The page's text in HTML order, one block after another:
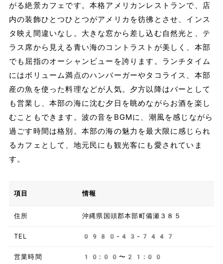
がる絶景カフェです。本格アメリカンレストランで、店
内の装飾ひとつひとつがアメリカを彷彿とさせ、インス
タ映え間違いなし。大きな窓から差し込む自然光と、テ
ラス席から見える青い海のコントラストが美しく、本部
でも屈指のオーシャンビューを誇ります。ランチタイム
にはボリューム満点のハンバーガーやタコライス、本部
産の魚を使った料理などが人気。夕方以降はバーとして
も営業し、本部の海に沈む夕日を眺めながらお酒を楽し
むこともできます。波の音をBGMに、潮風を感じながら
過ごす時間は格別。本部の海の魅力を最大限に感じられ
るカフェとして、地元民にも観光客にも愛されていま
す。
項目 情報
住所 沖縄県国頭郡本部町備瀬３８５
TEL 0980-43-7447
営業時間 10:00〜21:00